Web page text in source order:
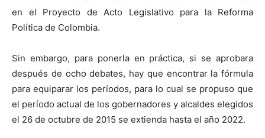
en el Proyecto de Acto Legislativo para la Reforma
Política de Colombia.
Sin embargo, para ponerla en práctica, si se aprobara
después de ocho debates, hay que encontrar la fórmula
para equiparar los períodos, para lo cual se propuso que
el período actual de los gobernadores y alcaldes elegidos
el 26 de octubre de 2015 se extienda hasta el año 2022.